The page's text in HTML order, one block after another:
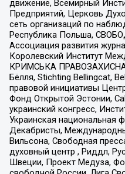
движение, Всемирный
Предприятий, Церковь
сеть организаций по
Республика Польша,
Ассоциация развития
Королевский Институт
КРИМСЬКА ПРАВОЗАХИСНА
Бёлля, Stichting Bellingcat,
правовой инициативы
Фонд Открытой Эстонии,
украинский конгресс,
Украинская национальная
Декабристы,
Вильсона, Свободная
духовный центр , Риддл,
Швеции, Проект Медуза,